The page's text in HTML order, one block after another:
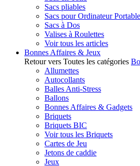
Sacs pliables
Sacs pour Ordinateur Portable
Sacs à Dos
Valises à Roulettes
Voir tous les articles
Bonnes Affaires & Jeux
Retour vers Toutes les catégories
Allumettes
Autocollants
Balles Anti-Stress
Ballons
Bonnes Affaires & Gadgets
Briquets
Briquets BIC
Voir tous les Briquets
Cartes de Jeu
Jetons de caddie
Jeux